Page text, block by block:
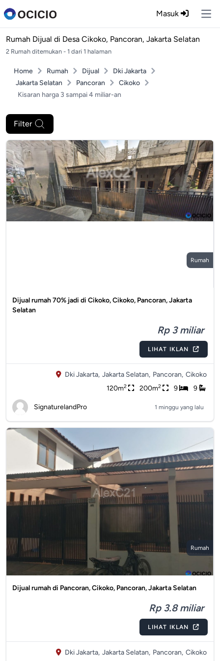
Masuk
Rumah Dijual di Desa Cikoko, Pancoran, Jakarta Selatan
2 Rumah ditemukan - 1 dari 1 halaman
Home Rumah Dijual
Dki Jakarta
Jakarta Selatan
Pancoran
Cikoko
Kisaran harga 3 sampai 4 miliar-an
Filter
Rumah
Dijual rumah 70% jadi di Cikoko, Cikoko, Pancoran, Jakarta
Selatan
Rp 3 miliar
LIHAT IKLAN
Dki Jakarta, Jakarta Selatan, Pancoran, Cikoko
120m2 200m2 9 9
SignaturelandPro 1 minggu yang lalu
Rumah
Dijual rumah di Pancoran, Cikoko, Pancoran, Jakarta Selatan
Rp 3.8 miliar
LIHAT IKLAN
Dki Jakarta, Jakarta Selatan, Pancoran, Cikoko